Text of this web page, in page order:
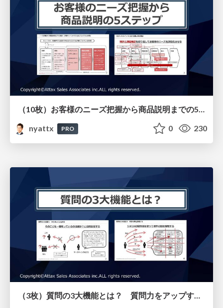
（10枚）お客様のニーズ把握から商品説明までの5ステップ （戦略的ヒアリング研修用）
nyattx
PRO 0 230